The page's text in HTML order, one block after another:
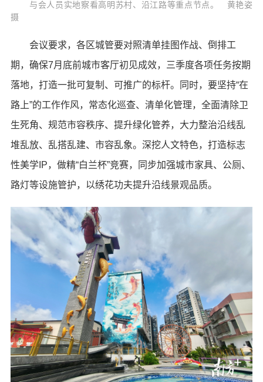
与会人员实地察看高明苏村、沿江路等重点节点。 黄艳姿
摄
会议要求，各区城管要对照清单挂图作战、倒排工
期，确保7月底前城市客厅初见成效，三季度各项任务按期
落地，打造一批可复制、可推广的标杆。同时，要坚持“在
路上”的工作作风，常态化巡查、清单化管理，全面清除卫
生死角、规范市容秩序、提升绿化管养，大力整治沿线乱
堆乱放、乱搭乱建、市容乱象。深挖人文特色，打造标志
性美学IP，做精“白兰杯”竞赛，同步加强城市家具、公厕、
路灯等设施管护，以绣花功夫提升沿线景观品质。